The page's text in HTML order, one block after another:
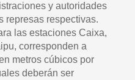
y autoridades
represas respectivas.
las estaciones Caixa,
corresponden a
metros cúbicos por
deberán ser